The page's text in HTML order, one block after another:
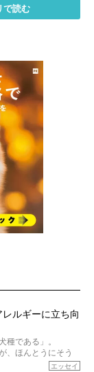
で読む
ルギーに立ち向
種である」。
、ほんとうにそう
エッセイ